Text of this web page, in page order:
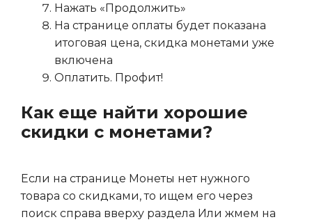
Нажать «Продолжить»
На странице оплаты будет показана
итоговая цена, скидка монетами уже
включена
Оплатить. Профит!
Как еще найти хорошие
скидки с монетами?
Если на странице Монеты нет нужного
товара со скидками, то ищем его через
поиск справа вверху раздела Или жмем на